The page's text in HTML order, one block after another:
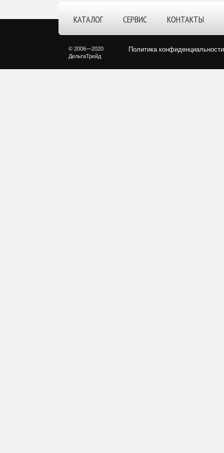
КАТАЛОГ СЕРВИС КОНТАКТЫ
Политика конфиденциальности
© 2006—2020
ДельтаТрейд